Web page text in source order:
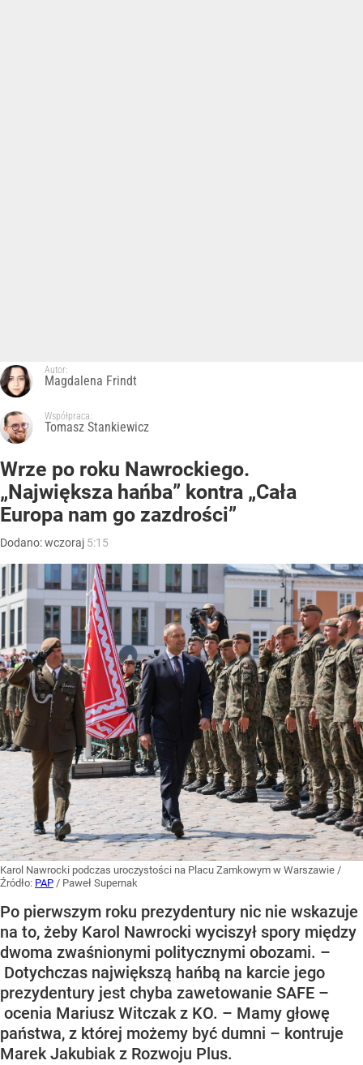
Autor:
Magdalena Frindt
Współpraca:
Tomasz Stankiewicz
Wrze po roku Nawrockiego.
„Największa hańba” kontra „Cała
Europa nam go zazdrości”
Dodano:wczoraj 5:15
Karol Nawrocki podczas uroczystości na Placu Zamkowym w Warszawie /
Źródło: PAP / Paweł Supernak
Po pierwszym roku prezydentury nic nie wskazuje
na to, żeby Karol Nawrocki wyciszył spory między
dwoma zwaśnionymi politycznymi obozami. –
Dotychczas największą hańbą na karcie jego
prezydentury jest chyba zawetowanie SAFE –
ocenia Mariusz Witczak z KO. – Mamy głowę
państwa, z której możemy być dumni – kontruje
Marek Jakubiak z Rozwoju Plus.